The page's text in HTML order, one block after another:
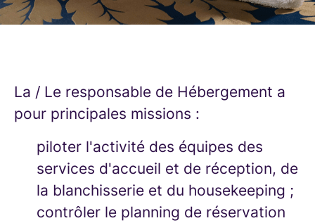
La / Le responsable de Hébergement a
pour principales missions :
piloter l'activité des équipes des
services d'accueil et de réception, de
la blanchisserie et du housekeeping ;
contrôler le planning de réservation